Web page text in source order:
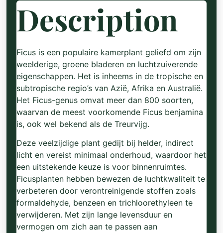
Description
Ficus is een populaire kamerplant geliefd om zijn
weelderige, groene bladeren en luchtzuiverende
eigenschappen. Het is inheems in de tropische en
subtropische regio’s van Azië, Afrika en Australië.
Het Ficus-genus omvat meer dan 800 soorten,
waarvan de meest voorkomende Ficus benjamina
is, ook wel bekend als de Treurvijg.
Deze veelzijdige plant gedijt bij helder, indirect
licht en vereist minimaal onderhoud, waardoor het
een uitstekende keuze is voor binnenruimtes.
Ficusplanten hebben bewezen de luchtkwaliteit te
verbeteren door verontreinigende stoffen zoals
formaldehyde, benzeen en trichloorethyleen te
verwijderen. Met zijn lange levensduur en
vermogen om zich aan te passen aan